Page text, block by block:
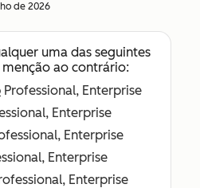
de 2026
uma das seguintes
menção ao contrário:
Professional, Enterprise
Enterprise
Enterprise
Enterprise
Enterprise